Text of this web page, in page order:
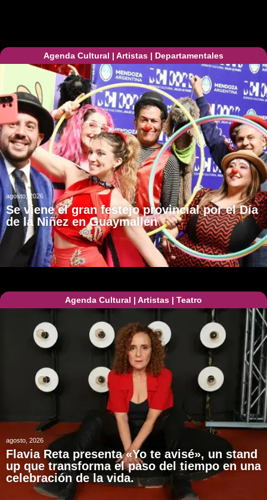
Agenda Cultural | Artistas | Departamentales
agosto, 2026
Se viene el gran festejo provincial por el Día
de la Niñez en Guaymallén
Agenda Cultural | Artistas | Teatro
agosto, 2026
Flavia Reta presenta «Yo te avisé», un stand
up que transforma el paso del tiempo en una
celebración de la vida.